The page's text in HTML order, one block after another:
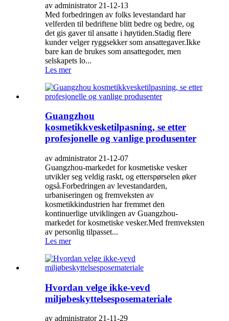
av administrator 21-12-13
Med forbedringen av folks levestandard har
velferden til bedriftene blitt bedre og bedre, og
det gis gaver til ansatte i høytiden.Stadig flere
kunder velger ryggsekker som ansattegaver.Ikke
bare kan de brukes som ansattegoder, men
selskapets lo...
Les mer
Guangzhou
kosmetikkvesketilpasning, se etter
profesjonelle og vanlige produsenter
av administrator 21-12-07
Guangzhou-markedet for kosmetiske vesker
utvikler seg veldig raskt, og etterspørselen øker
også.Forbedringen av levestandarden,
urbaniseringen og fremveksten av
kosmetikkindustrien har fremmet den
kontinuerlige utviklingen av Guangzhou-
markedet for kosmetiske vesker.Med fremveksten
av personlig tilpasset...
Les mer
Hvordan velge ikke-vevd
miljøbeskyttelsesposemateriale
av administrator 21-11-29